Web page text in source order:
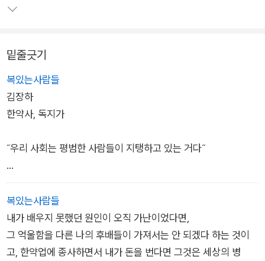
선생 연보, 비하인드 스토리를 담아 영상의 감동을 더욱 찬찬히
르기 위해 최대한 있는 그대로 여과 없이 펴냈다.
거짓과 미사여구 없이, 김장하 선생의 선행 목격담을 중심으로 이
어지는 이야기는 가장 진실한 울림이 된다. 우리 시대의 진짜 어
에게는 일깨움으로 닿아 읽는 이로 하여금 좋은 사람이 되고 싶은
이 되고 싶은가”라는 질문의 답을 찾을 수 있을 것이다.
밑줄긋기
복있는사람들
김장하
한약사, 독지가
˝우리 사회는 평범한 사람들이 지탱하고 있는 거다˝
수십 년간 한약방을 운영하며 큰돈을 벌고 전 재산을 지역 사회와
국가에 환원했지만, 인터뷰는 하지 않는 숨겨진 어른
1944년 경남 사천 출생. 가난한 탓에 사천 동성중학교 졸
업 후 학업을 잇지 못하고 1959년 삼천포 남각당 한약방에 점원
복있는사람들
내가 배우지 못했던 원인이 오직 가난이었다면,
그 억울함을 다른 나의 후배들이 가져서는 안 되겠다 하는 것이
고, 한약업에 종사하면서 내가 돈을 번다면 그것은 세상의 병